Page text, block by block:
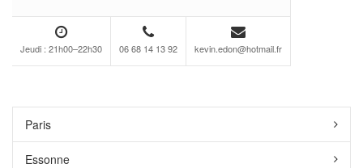
Jeudi : 21h00–22h30 06 68 14 13 92 kevin.edon@hotmail.fr
Paris
Essonne